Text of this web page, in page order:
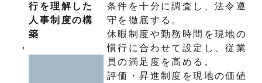
行を理解した
人事制度の構
築
条件を十分に調査し、法令遵
守を徹底する。
休暇制度や勤務時間を現地の
慣行に合わせて設定し、従業
員の満足度を高める。
評価・昇進制度を現地の価値